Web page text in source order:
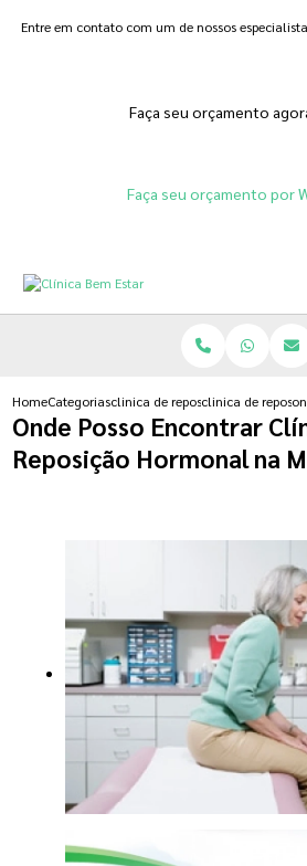
Entre em contato com um de nossos
Faça seu orçamento
Faça seu orçamento por
HomeCategoriasclinica de reposicao hormonal
clinica de
Onde Posso Encontrar
Reposição Hormonal na